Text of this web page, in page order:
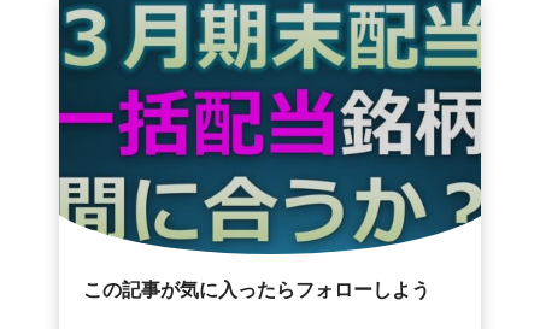
この記事が気に入ったらフォローしよう